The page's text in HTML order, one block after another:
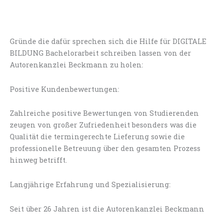
Gründe die dafür sprechen sich die Hilfe für DIGITALE
BILDUNG Bachelorarbeit schreiben lassen von der
Autorenkanzlei Beckmann zu holen:
Positive Kundenbewertungen:
Zahlreiche positive Bewertungen von Studierenden
zeugen von großer Zufriedenheit besonders was die
Qualität die termingerechte Lieferung sowie die
professionelle Betreuung über den gesamten Prozess
hinweg betrifft.
Langjährige Erfahrung und Spezialisierung:
Seit über 26 Jahren ist die Autorenkanzlei Beckmann